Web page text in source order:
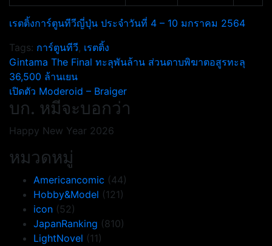
เรตติ้งการ์ตูนทีวีญี่ปุ่น ประจำวันที่ 4 – 10 มกราคม 2564
Tags: การ์ตูนทีวี, เรตติ้ง
แนะแนว
เรื่อง
Gintama The Final ทะลุพันล้าน ส่วนดาบพิฆาตอสูรทะลุ
36,500 ล้านเยน
เปิดตัว Moderoid – Braiger
บก. หมีจะบอกว่า
Happy New Year 2026
หมวดหมู่
Americancomic (44)
Hobby&Model (121)
icon (52)
JapanRanking (810)
LightNovel (11)